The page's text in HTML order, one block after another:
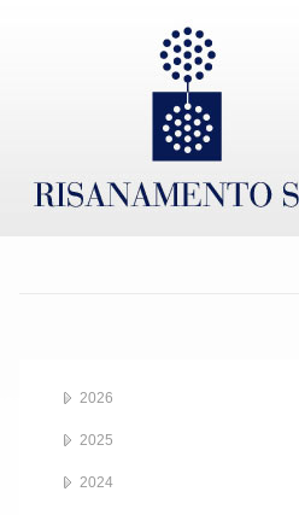
2026
2025
2024